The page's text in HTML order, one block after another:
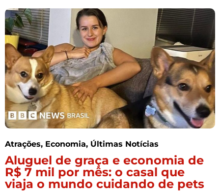
Atrações, Economia, Últimas Notícias
Aluguel de graça e economia de
R$ 7 mil por mês: o casal que
viaja o mundo cuidando de pets